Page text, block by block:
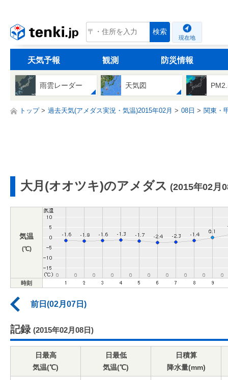
tenki.jp 検索
現在地
天気予報 観測 防災情報
雨雲レーダー 天気図
トップ 過去天気(アメダス実況・気温)2015年02月 08日 関東・
大月(オオツキ)のアメダス (2015年02月
気温
(℃)
時刻
前日(02月07日)
記録 (2015年02月08日)
日最高
気温(℃)
日最低
気温(℃)
日積算
降水量(mm)